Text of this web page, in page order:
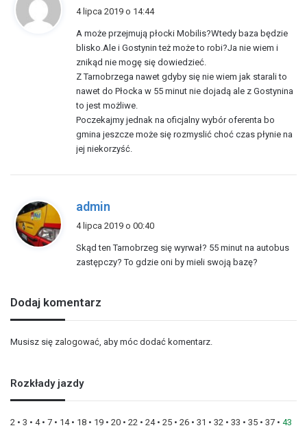
z
e
:
4 lipca 2019 o 14:44
A może przejmują płocki Mobilis?Wtedy baza będzie
blisko.Ale i Gostynin też może to robi?Ja nie wiem i
znikąd nie mogę się dowiedzieć.
Z Tarnobrzega nawet gdyby się nie wiem jak starali to
nawet do Płocka w 55 minut nie dojadą ale z Gostynina
to jest możliwe.
Poczekajmy jednak na oficjalny wybór oferenta bo
gmina jeszcze może się rozmyslić choć czas płynie na
jej niekorzyść.
admin
z
e
4 lipca 2019 o 00:40
Skąd ten Tarnobrzeg się wyrwał? 55 minut na autobus
zastępczy? To gdzie oni by mieli swoją bazę?
Dodaj komentarz
Musisz się zalogować , aby móc dodać komentarz.
Rozkłady jazdy
2 • 3 • 4• 7 • 14• 18 • 19 • 20 • 22 • 24• 25 • 26 • 31 • 32 • 33 • 35 • 37 • 43